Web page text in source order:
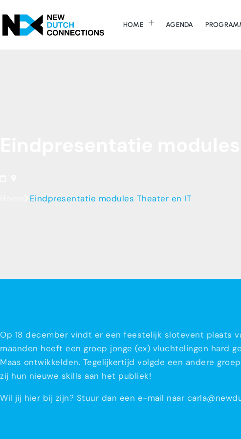
HOME AGENDA
Eindpresentatie modules Theater en IT
Op 18 december vindt er een feestelijk slotevent plaats
maanden heeft een groep jonge (ex) vluchtelingen hard
Maas ontwikkelden. Tegelijkertijd volgde een andere
zij hun nieuwe skills aan het publiek!
Wil jij hier bij zijn? Stuur dan een e-mail naar